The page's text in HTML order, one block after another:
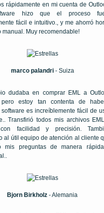
rápidamente en mi cuenta de
hizo que el proceso
fácil e intuitivo., y me ahorró
manual. Muy recomendable!
marco palandri- Suiza
dudaba en comprar EML a
pero estoy tan contenta de
software es increíblemente fácil de
Transfirió todos mis archivos
facilidad y precisión.
al útil equipo de atención al cliente
mis preguntas de manera
Bjorn Birkholz - Alemania